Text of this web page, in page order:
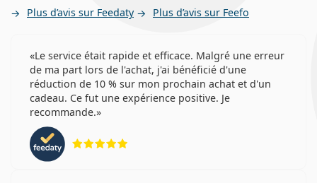
Plus d’avis sur Feedaty Plus d’avis sur Feefo
Le service était rapide et efficace. Malgré une erreur
de ma part lors de l'achat, j'ai bénéficié d'une
réduction de 10 % sur mon prochain achat et d'un
cadeau. Ce fut une expérience positive. Je
recommande.